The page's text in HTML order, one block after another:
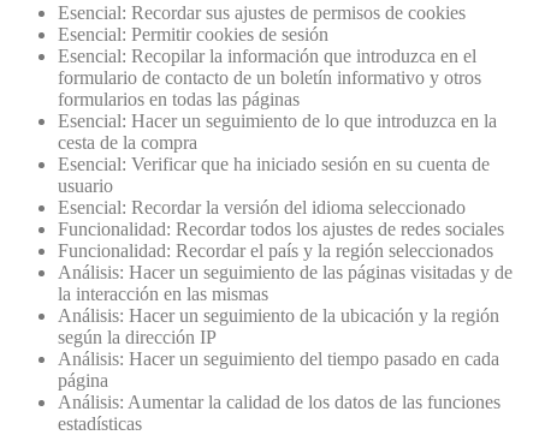
Esencial: Recordar sus ajustes de permisos de cookies
Esencial: Permitir cookies de sesión
Esencial: Recopilar la información que introduzca en el
formulario de contacto de un boletín informativo y otros
formularios en todas las páginas
Esencial: Hacer un seguimiento de lo que introduzca en la
cesta de la compra
Esencial: Verificar que ha iniciado sesión en su cuenta de
usuario
Esencial: Recordar la versión del idioma seleccionado
Funcionalidad: Recordar todos los ajustes de redes sociales
Funcionalidad: Recordar el país y la región seleccionados
Análisis: Hacer un seguimiento de las páginas visitadas y de
la interacción en las mismas
Análisis: Hacer un seguimiento de la ubicación y la región
según la dirección IP
Análisis: Hacer un seguimiento del tiempo pasado en cada
página
Análisis: Aumentar la calidad de los datos de las funciones
estadísticas